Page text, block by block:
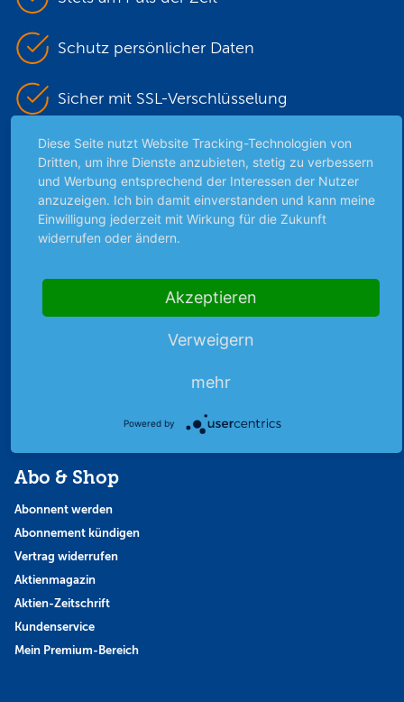
Schutz persönlicher Daten
Sicher mit SSL-Verschlüsselung
Highlights
Archiv
Börsenbericht
Favoriten
Abo & Shop
Abonnent werden
Abonnement kündigen
Vertrag widerrufen
Aktienmagazin
Aktien-Zeitschrift
Kundenservice
Mein Premium-Bereich
Diese Seite nutzt Website Tracking-Technologien von
Dritten, um ihre Dienste anzubieten, stetig zu verbessern
und Werbung entsprechend der Interessen der Nutzer
anzuzeigen. Ich bin damit einverstanden und kann meine
Einwilligung jederzeit mit Wirkung für die Zukunft
widerrufen oder ändern.
Akzeptieren
Verweigern
mehr
Powered by